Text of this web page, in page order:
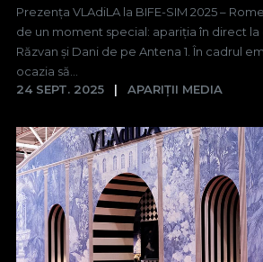
Prezența VLAdiLA la BIFE-SIM 2025 –
de un moment special: apariția în direct la
Răzvan și Dani de pe Antena 1. În cadrul
ocazia să...
24 SEPT. 2025
APARIȚII MEDIA